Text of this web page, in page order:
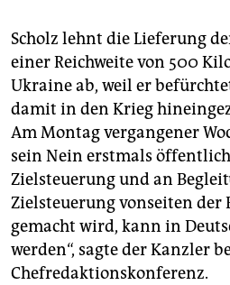
Scholz lehnt die Lieferung
einer Reichweite von 500
Ukraine ab, weil er
damit in den Krieg
Am Montag vergangener
sein Nein erstmals öffentlich.
Zielsteuerung und an
Zielsteuerung vonseiten der
gemacht wird, kann in
werden“, sagte der Kanzler
Chefredaktionskonferenz.